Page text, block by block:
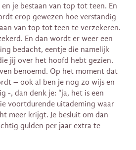
je bestaan van top tot teen. En
erop gewezen hoe verstandig
van top tot teen te verzekeren.
En dan wordt er weer een
bedacht, eentje die namelijk
jij over het hoofd hebt gezien.
benoemd. Op het moment dat
– ook al ben je nog zo wijs en
-, dan denk je: “ja, het is een
voortdurende uitademing waar
meer krijgt. Je besluit om dan
gulden per jaar extra te